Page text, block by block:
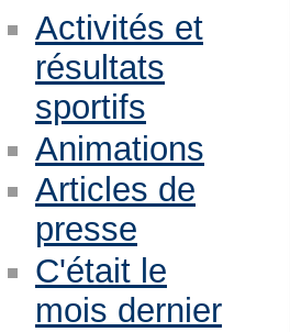
Activités et
résultats
sportifs
Animations
Articles de
presse
C'était le
mois dernier